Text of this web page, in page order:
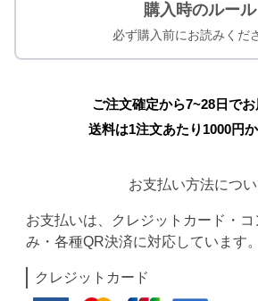
購入時のルール
必ず購入前にお読みくだ
ご注文確定から7~28日で
送料は1注文あたり 1000円
お支払い方法につ
お支払いは、クレジットカード・
み・各種QR決済に対応しています。
クレジットカード